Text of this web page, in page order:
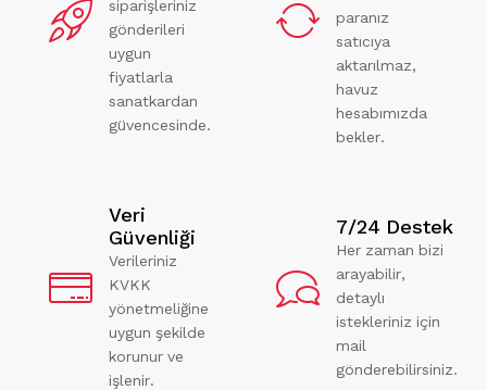
siparişleriniz
gönderileri
uygun
fiyatlarla
sanatkardan
güvencesinde.
paranız
satıcıya
aktarılmaz,
havuz
hesabımızda
bekler.
Veri
Güvenliği
Verileriniz
KVKK
yönetmeliğine
uygun şekilde
korunur ve
işlenir.
7/24 Destek
Her zaman bizi
arayabilir,
detaylı
istekleriniz için
mail
gönderebilirsiniz.